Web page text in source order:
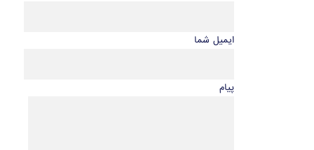
ایمیل شما
پیام